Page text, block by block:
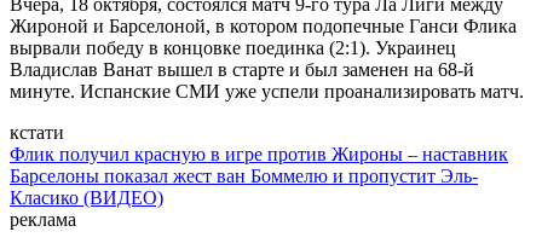
Вчера, 18 октября, состоялся матч 9-го тура Ла Лиги между
Жироной и Барселоной, в котором подопечные Ганси Флика
вырвали победу в концовке поединка (2:1). Украинец
Владислав Ванат вышел в старте и был заменен на 68-й
минуте. Испанские СМИ уже успели проанализировать матч.
кстати
Флик получил красную в игре против Жироны – наставник
Барселоны показал жест ван Боммелю и пропустит Эль-
Класико (ВИДЕО)
реклама